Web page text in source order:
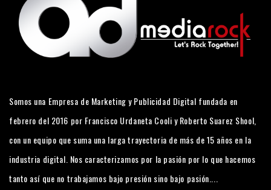
Somos una Empresa de Marketing y Publicidad Digital fundada en
febrero del 2016 por Francisco Urdaneta Cooli y Roberto Suarez Shool,
con un equipo que suma una larga trayectoria de más de 15 años en la
industria digital. Nos caracterizamos por la pasión por lo que hacemos
tanto así que no trabajamos bajo presión sino bajo pasión....